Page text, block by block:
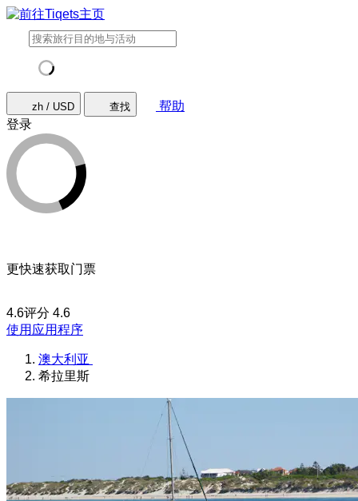
zh / USD 查找
帮助
登录
更快速获取门票
4.6评分 4.6
使用应用程序
澳大利亚
希拉里斯